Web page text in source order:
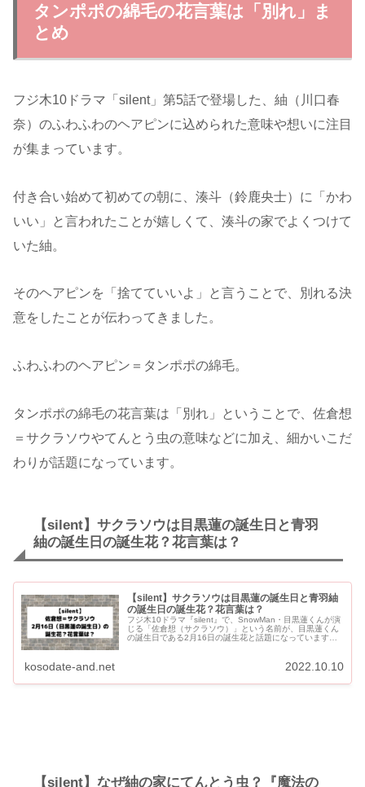
タンポポの綿毛の花言葉は「別れ」ま
とめ
フジ木10ドラマ「silent」第5話で登場した、紬（川口春
奈）のふわふわのヘアピンに込められた意味や想いに注目
が集まっています。
付き合い始めて初めての朝に、湊斗（鈴鹿央士）に「かわ
いい」と言われたことが嬉しくて、湊斗の家でよくつけて
いた紬。
そのヘアピンを「捨てていいよ」と言うことで、別れる決
意をしたことが伝わってきました。
ふわふわのヘアピン＝タンポポの綿毛。
タンポポの綿毛の花言葉は「別れ」ということで、佐倉想
＝サクラソウやてんとう虫の意味などに加え、細かいこだ
わりが話題になっています。
【silent】サクラソウは目黒蓮の誕生日と青羽
紬の誕生日の誕生花？花言葉は？
【silent】サクラソウは目黒蓮の誕生日と青羽紬
の誕生日の誕生花？花言葉は？
フジ木10ドラマ『silent』で、SnowMan・目黒蓮くんが演
じる「佐倉想（サクラソウ）」という名前が、目黒蓮くん
の誕生日である2月16日の誕生花と話題になっています。
kosodate-and.net 2022.10.10
【silent】なぜ紬の家にてんとう虫？『魔法の